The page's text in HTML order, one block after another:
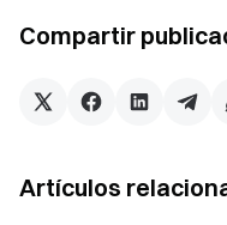
usuarios con activos
En caso de
este anuncio.
Compartir
Artículos